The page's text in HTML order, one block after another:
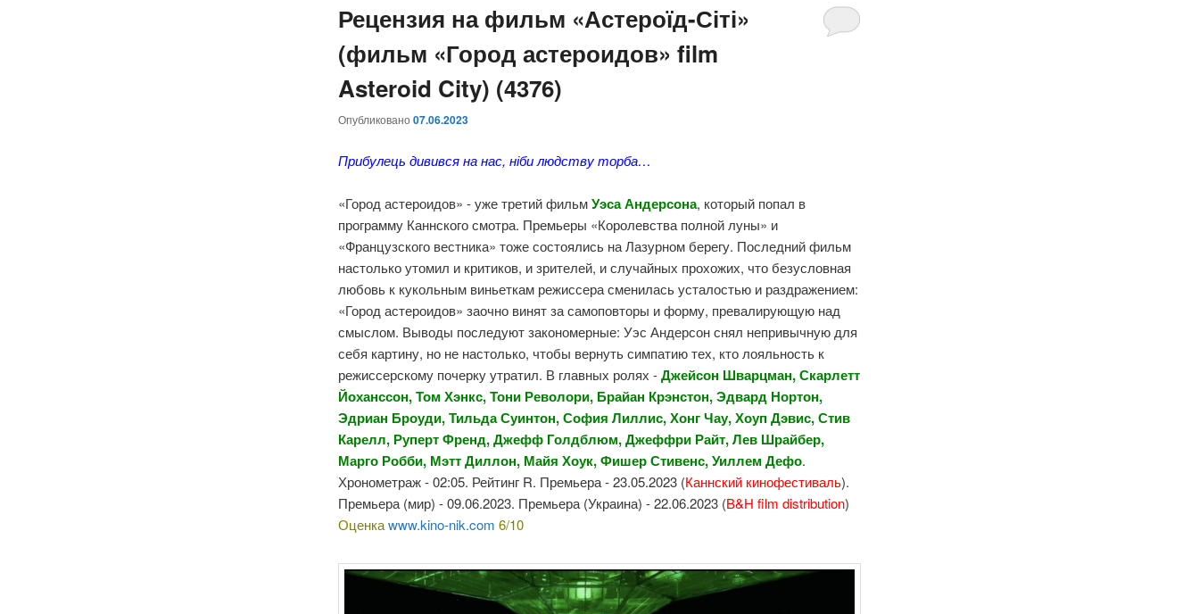
основному
содержимому
дополнительному
содержимому
Рецензия на фильм «Астероїд-Сіті»
(фильм «Город астероидов» film
Asteroid City) (4376)
Опубликовано07.06.2023
Прибулець дивився на нас, ніби людству торба…
«Город астероидов» - уже третий фильмУэса Андерсона, который попал в
программу Каннского смотра. Премьеры «Королевства полной луны» и
«Французского вестника» тоже состоялись на Лазурном берегу. Последний фильм
настолько утомил и критиков, и зрителей, и случайных прохожих, что безусловная
любовь к кукольным виньеткам режиссера сменилась усталостью и раздражением:
«Город астероидов» заочно винят за самоповторы и форму, превалирующую над
смыслом. Выводы последуют закономерные: Уэс Андерсон снял непривычную для
себя картину, но не настолько, чтобы вернуть симпатию тех, кто лояльность к
режиссерскому почерку утратил. В главных ролях -Джейсон Шварцман, Скарлетт
Йоханссон, Том Хэнкс, Тони Револори, Брайан Крэнстон, Эдвард Нортон,
Эдриан Броуди, Тильда Суинтон, София Лиллис, Хонг Чау, Хоуп Дэвис, Стив
Карелл, Руперт Френд, Джефф Голдблюм, Джеффри Райт, Лев Шрайбер,
Марго Робби, Мэтт Диллон, Майя Хоук, Фишер Стивенс, Уиллем Дефо.
Хронометраж - 02:05. Рейтинг R. Премьера - 23.05.2023 (Каннский кинофестиваль).
Премьера (мир) - 09.06.2023. Премьера (Украина) - 22.06.2023 (B&H film distribution)
Оценкаwww.kino-nik.com 6/10